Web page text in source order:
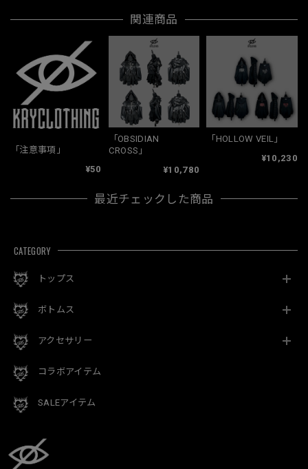
関連商品
「注意事項」
¥50
「OBSIDIAN
CROSS」
¥10,780
「HOLLOW VEIL」
¥10,230
最近チェックした商品
CATEGORY
トップス
ボトムス
アクセサリー
コラボアイテム
SALEアイテム